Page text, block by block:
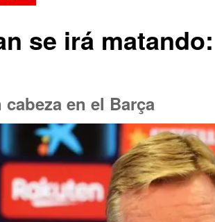
se irá
en el Barça